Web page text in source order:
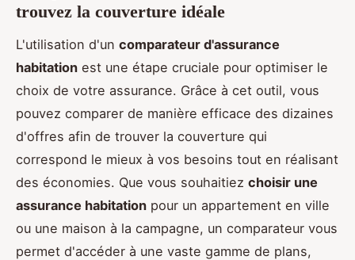
trouvez la couverture idéale
L'utilisation d'un comparateur d'assurance
habitation est une étape cruciale pour optimiser le
choix de votre assurance. Grâce à cet outil, vous
pouvez comparer de manière efficace des dizaines
d'offres afin de trouver la couverture qui
correspond le mieux à vos besoins tout en réalisant
des économies. Que vous souhaitiez choisir une
assurance habitation pour un appartement en ville
ou une maison à la campagne, un comparateur vous
permet d'accéder à une vaste gamme de plans,